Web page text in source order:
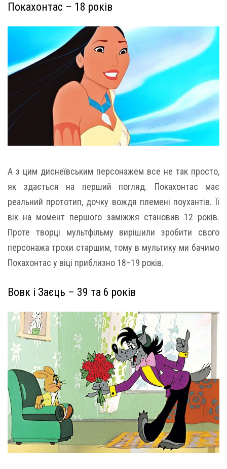
Покахонтас – 18 років
А з цим диснеївським персонажем все не так просто,
як здається на перший погляд. Покахонтас має
реальний прототип, дочку вождя племені поухантів. Її
вік на момент першого заміжжя становив 12 років.
Проте творці мультфільму вирішили зробити свого
персонажа трохи старшим, тому в мультику ми бачимо
Покахонтас у віці приблизно 18–19 років.
Вовк і Заєць – 39 та 6 років